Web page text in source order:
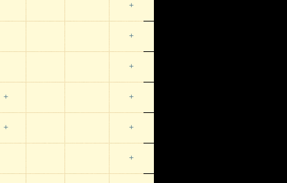
+
+
+
+ +
+ +
+